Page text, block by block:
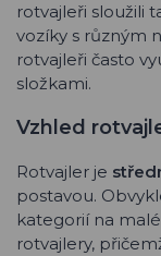
rotvajleři sloužili
vozíky s různým
rotvajleři často
složkami.
Vzhled
Rotvajler je
postavou.
kategorií na
rotvajlery,